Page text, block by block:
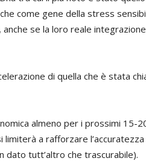
come gene della stress
se la loro reale
di quella che è stata
almeno per i prossimi 15-
limiterà a rafforzare
tutt’altro che trascurabile).